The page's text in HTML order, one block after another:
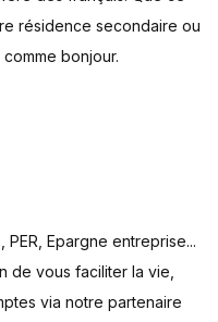
résidence secondaire ou
bonjour.
Epargne entreprise...
de vous faciliter la vie,
via notre partenaire